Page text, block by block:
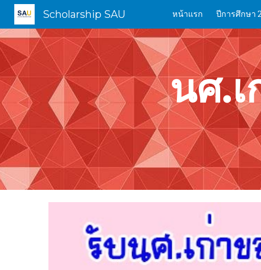
Skip to
Scholarship SAU หน้าแรก ปีการศึกษา
นศ.